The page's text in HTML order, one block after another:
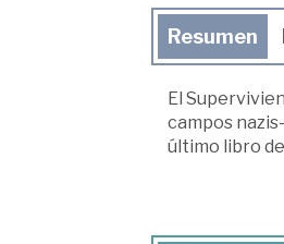
Resumen
El
campos
último libro